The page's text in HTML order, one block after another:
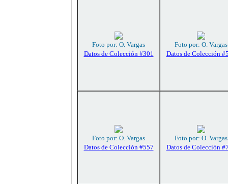
Foto por: O. Vargas
Datos de Colección #301
Foto por: O. Vargas
Datos de Colección
Foto por: O. Vargas
Datos de Colección #557
Foto por: O. Vargas
Datos de Colección